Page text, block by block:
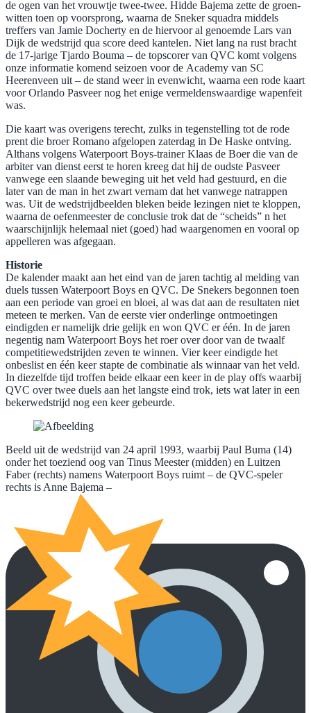
de ogen van het vrouwtje twee-twee. Hidde Bajema zette de groen-
witten toen op voorsprong, waarna de Sneker squadra middels
treffers van Jamie Docherty en de hiervoor al genoemde Lars van
Dijk de wedstrijd qua score deed kantelen. Niet lang na rust bracht
de 17-jarige Tjardo Bouma – de topscorer van QVC komt volgens
onze informatie komend seizoen voor de Academy van SC
Heerenveen uit – de stand weer in evenwicht, waarna een rode kaart
voor Orlando Pasveer nog het enige vermeldenswaardige wapenfeit
was.
Die kaart was overigens terecht, zulks in tegenstelling tot de rode
prent die broer Romano afgelopen zaterdag in De Haske ontving.
Althans volgens Waterpoort Boys-trainer Klaas de Boer die van de
arbiter van dienst eerst te horen kreeg dat hij de oudste Pasveer
vanwege een slaande beweging uit het veld had gestuurd, en die
later van de man in het zwart vernam dat het vanwege natrappen
was. Uit de wedstrijdbeelden bleken beide lezingen niet te kloppen,
waarna de oefenmeester de conclusie trok dat de “scheids” n het
waarschijnlijk helemaal niet (goed) had waargenomen en vooral op
appelleren was afgegaan.
​Historie
De kalender maakt aan het eind van de jaren tachtig al melding van
duels tussen Waterpoort Boys en QVC. De Snekers begonnen toen
aan een periode van groei en bloei, al was dat aan de resultaten niet
meteen te merken. Van de eerste vier onderlinge ontmoetingen
eindigden er namelijk drie gelijk en won QVC er één. In de jaren
negentig nam Waterpoort Boys het roer over door van de twaalf
competitiewedstrijden zeven te winnen. Vier keer eindigde het
onbeslist en één keer stapte de combinatie als winnaar van het veld.
In diezelfde tijd troffen beide elkaar een keer in de play offs waarbij
QVC over twee duels aan het langste eind trok, iets wat later in een
bekerwedstrijd nog een keer gebeurde.
Beeld uit de wedstrijd van 24 april 1993, waarbij Paul Buma (14)
onder het toeziend oog van Tinus Meester (midden) en Luitzen
Faber (rechts) namens Waterpoort Boys ruimt – de QVC-speler
rechts is Anne Bajema –